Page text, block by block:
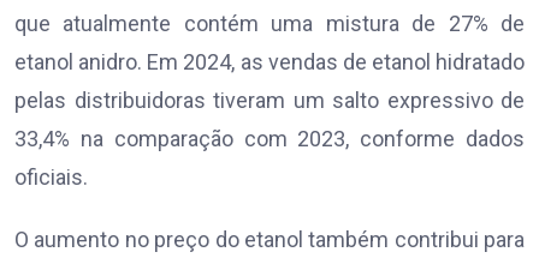
que atualmente contém uma mistura de 27% de
etanol anidro. Em 2024, as vendas de etanol hidratado
pelas distribuidoras tiveram um salto expressivo de
33,4% na comparação com 2023, conforme dados
oficiais.
O aumento no preço do etanol também contribui para